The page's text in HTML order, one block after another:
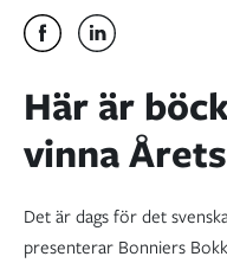
Här är
vinna
Det är dags för det
presenterar Bonniers